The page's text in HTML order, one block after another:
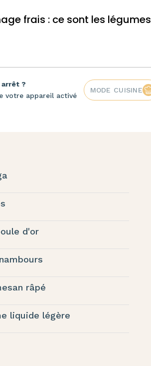
frais : ce sont les légumes
arrêt ?
votre appareil activé
MODE CUISINE
d'or
râpé
liquide légère